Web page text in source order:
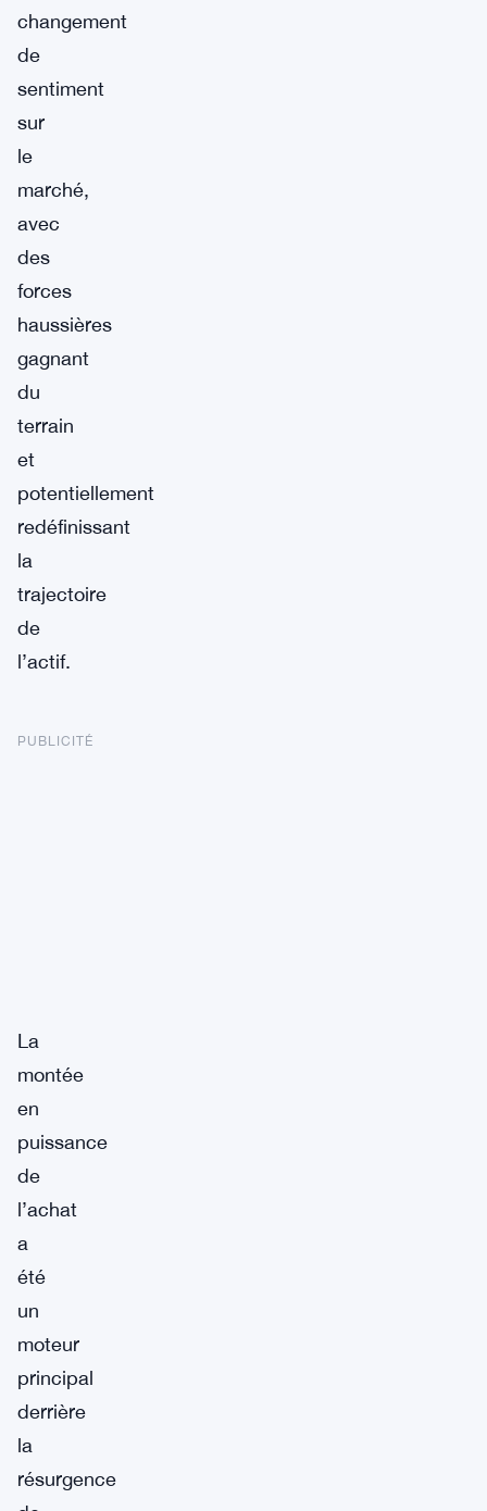
changement
de
sentiment
sur
le
marché,
avec
des
forces
haussières
gagnant
du
terrain
et
potentiellement
redéfinissant
la
trajectoire
de
l’actif.
PUBLICITÉ
La
montée
en
puissance
de
l’achat
a
été
un
moteur
principal
derrière
la
résurgence